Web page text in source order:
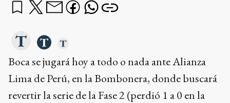
Boca se jugará hoy a todo o nada ante Alianza
Lima de Perú, en la Bombonera, donde buscará
revertir la serie de la Fase 2 (perdió 1 a 0 en la